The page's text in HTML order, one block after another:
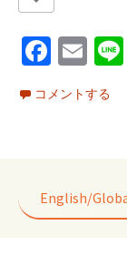
Fa
ce
b
k
E
m
ai
コメントする
English/